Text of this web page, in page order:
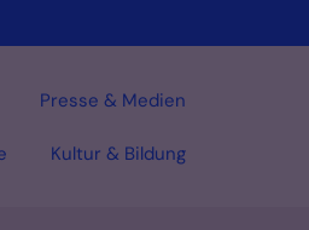
Kultur & Bildung
Presse & Medien